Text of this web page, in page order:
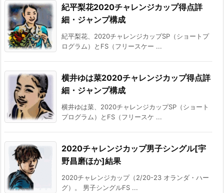
紀平梨花2020チャレンジカップ得点詳
細・ジャンプ構成
紀平梨花、2020チャレンジカップSP（ショートプ
ログラム）とFS（フリースケー ...
横井ゆは菜2020チャレンジカップ得点詳
細・ジャンプ構成
横井ゆは菜、2020チャレンジカップSP（ショート
プログラム）とFS（フリースケ ...
2020チャレンジカップ男子シングル[宇
野昌磨ほか]結果
2020チャレンジカップ（2/20-23 オランダ・ハー
グ）。 男子シングルFS ...